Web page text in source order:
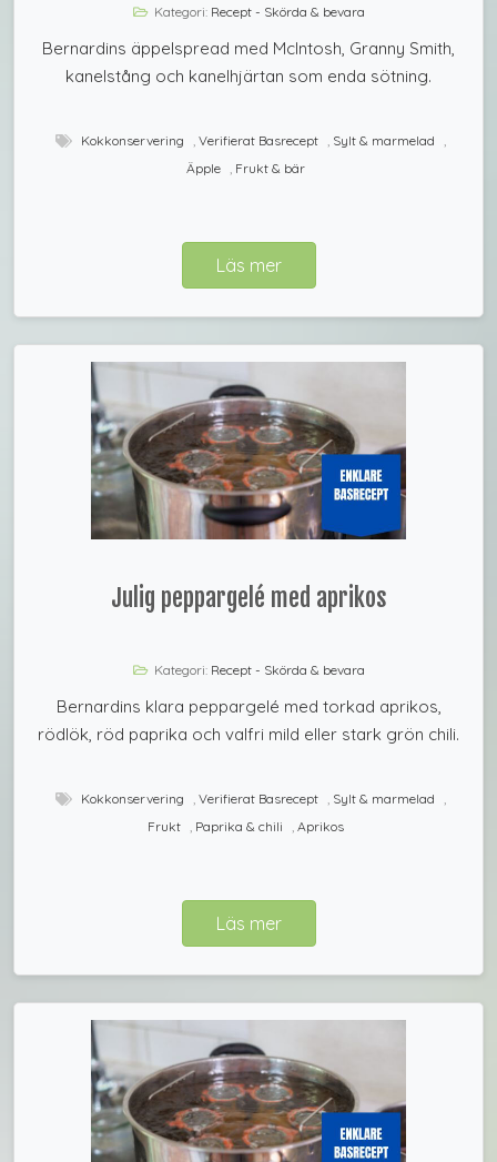
Kategori: Recept - Skörda & bevara
Bernardins äppelspread med McIntosh, Granny Smith,
kanelstång och kanelhjärtan som enda sötning.
Läs mer
Kokkonservering , Verifierat Basrecept , Sylt & marmelad ,
Äpple , Frukt & bär
Julig peppargelé med aprikos
Kategori: Recept - Skörda & bevara
Bernardins klara peppargelé med torkad aprikos,
rödlök, röd paprika och valfri mild eller stark grön chili.
Läs mer
Kokkonservering , Verifierat Basrecept , Sylt & marmelad ,
Frukt , Paprika & chili , Aprikos